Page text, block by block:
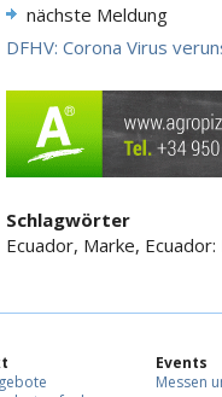
nächste Meldung
DFHV: Corona Virus
Schlagwörter
Ecuador, Marke,
Events
Messen